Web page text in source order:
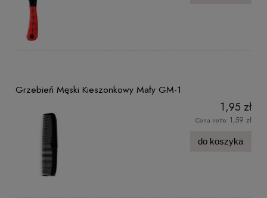
Grzebień Męski Kieszonkowy Mały GM-1
1,95 zł
Cena netto: 1,59 zł
do koszyka